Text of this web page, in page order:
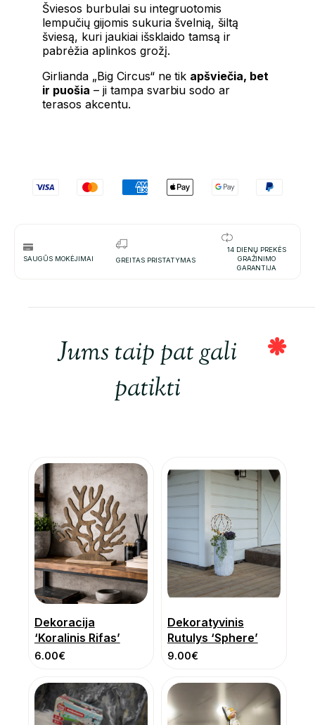
Šviesos burbulai su integruotomis
lempučių gijomis sukuria švelnią, šiltą
šviesą, kuri jaukiai išsklaido tamsą ir
pabrėžia aplinkos grožį.
Girlianda „Big Circus“ ne tik apšviečia, bet
ir puošia – ji tampa svarbiu sodo ar
terasos akcentu.
SAUGŪS MOKĖJIMAI GREITAS PRISTATYMAS
14 DIENŲ PREKĖS
GRAŽINIMO
GARANTIJA
Jums taip pat gali
patikti
Dekoracija
‘Koralinis Rifas’
6.00€
Dekoratyvinis
Rutulys ‘Sphere’
9.00€